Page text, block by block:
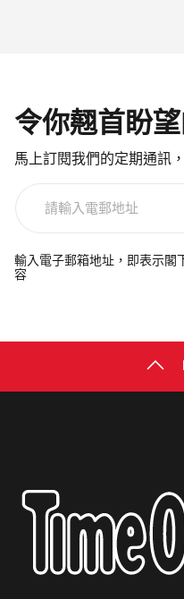
令你翹首盼
馬上訂閱我們的定期通訊
電
郵
輸入電子郵箱地址，即表示閣
容